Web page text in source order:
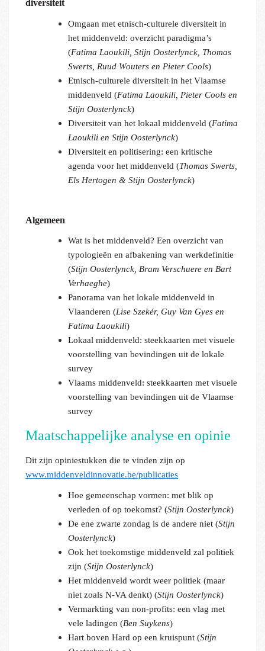
diversiteit
Omgaan met etnisch-culturele diversiteit in
het middenveld: overzicht paradigma’s
(Fatima Laoukili, Stijn Oosterlynck, Thomas
Swerts, Ruud Wouters en Pieter Cools)
Etnisch-culturele diversiteit in het Vlaamse
middenveld (Fatima Laoukili, Pieter Cools en
Stijn Oosterlynck)
Diversiteit van het lokaal middenveld (Fatima
Laoukili en Stijn Oosterlynck)
Diversiteit en politisering: een kritische
agenda voor het middenveld (Thomas Swerts,
Els Hertogen & Stijn Oosterlynck)
Algemeen
Wat is het middenveld? Een overzicht van
typologieën en afbakening van werkdefinitie
(Stijn Oosterlynck, Bram Verschuere en Bart
Verhaeghe)
Panorama van het lokale middenveld in
Vlaanderen (Lise Szekér, Guy Van Gyes en
Fatima Laoukili)
Lokaal middenveld: steekkaarten met visuele
voorstelling van bevindingen uit de lokale
survey
Vlaams middenveld: steekkaarten met visuele
voorstelling van bevindingen uit de Vlaamse
survey
Maatschappelijke analyse en opinie
Dit zijn opiniestukken die te vinden zijn op
www.middenveldinnovatie.be/publicaties
Hoe gemeenschap vormen: met blik op
verleden of op toekomst? (Stijn Oosterlynck)
De ene zwarte zondag is de andere niet (Stijn
Oosterlynck)
Ook het toekomstige middenveld zal politiek
zijn (Stijn Oosterlynck)
Het middenveld wordt weer politiek (maar
niet zoals N-VA denkt) (Stijn Oosterlynck)
Vermarkting van non-profits: een vlag met
vele ladingen (Ben Suykens)
Hart boven Hard op een kruispunt (Stijn